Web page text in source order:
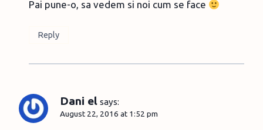
Pai pune-o, sa vedem si noi cum se face
Reply
Dani el says:
August 22, 2016 at 1:52 pm